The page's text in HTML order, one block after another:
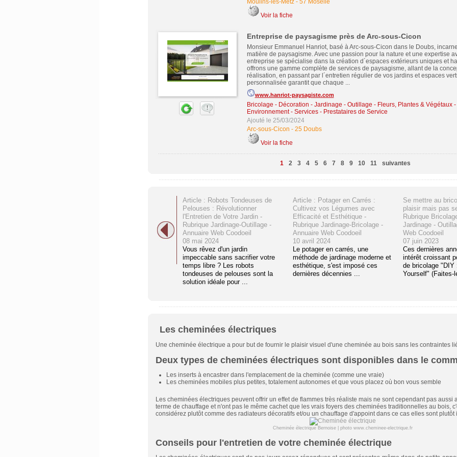
Moulins-lès-Metz- 57 Moselle
Voir la fiche
Entreprise de paysagisme près de Arc-sous-Cicon
Monsieur Emmanuel Hanriot, basé à Arc-sous-Cicon dans le Doubs,
matière de paysagisme. Avec une passion pour la nature et une expertise
entreprise se spécialise dans la création d´espaces extérieurs uniques et
offrons une gamme complète de services de paysagisme, allant de la
réalisation, en passant par l´entretien régulier de vos jardins et espaces
personnalisée garantit que chaque ...
www.hanriot-paysagiste.com
Bricolage - Décoration - Jardinage - Outillage - Fleurs, Plantes & Végétaux-
Environnement- Services - Prestataires de Service
Ajouté le 25/03/2024
Arc-sous-Cicon - 25 Doubs
Voir la fiche
1 2 3 4 5 6 7 8 9 10 11 suivantes
Article : Robots Tondeuses de
Pelouses : Révolutionner
l'Entretien de Votre Jardin -
Rubrique Jardinage-Outillage -
Annuaire Web Coodoeil
08 mai 2024
Vous rêvez d'un jardin
impeccable sans sacrifier votre
temps libre ? Les robots
tondeuses de pelouses sont la
solution idéale pour ...
Article : Potager en Carrés :
Cultivez vos Légumes avec
Efficacité et Esthétique -
Rubrique Jardinage-Bricolage -
Annuaire Web Coodoeil
10 avril 2024
Le potager en carrés, une
méthode de jardinage moderne et
esthétique, s'est imposé ces
dernières décennies ...
Se mettre au
plaisir mais pas
Rubrique
Jardinage -
Web Coodoeil
07 juin 2023
Ces dernières
intérêt croissant
de bricolage "DIY
Yourself" (Faites-
Les cheminées électriques
Une cheminée électrique a pour but de fournir le plaisir visuel d'une cheminée au bois sans les contraintes
Deux types de cheminées électriques sont disponibles dans le
Les inserts à encastrer dans l'emplacement de la cheminée (comme une vraie)
Les cheminées mobiles plus petites, totalement autonomes et que vous placez où bon vous semble
Les cheminées électriques peuvent offrir un effet de flammes très réaliste mais ne sont cependant pas aussi
terme de chauffage et n'ont pas le même cachet que les vrais foyers des cheminées traditionnelles au bois,
considérez plutôt comme des radiateurs décoratifs et/ou un chauffage d'appointdans ce cas elles sont plutôt
Cheminée électrique Bernoise | photo www.cheminee-electrique.fr
Conseils pour l'entretien de votre cheminée électrique